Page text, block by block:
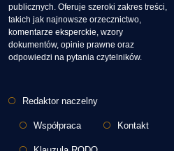
publicznych. Oferuje szeroki zakres treści,
takich jak najnowsze orzecznictwo,
komentarze eksperckie, wzory
dokumentów, opinie prawne oraz
odpowiedzi na pytania czytelników.
Stopka
Redaktor naczelny
Współpraca Kontakt